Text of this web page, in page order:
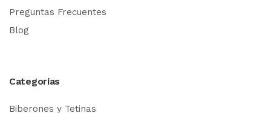
Preguntas Frecuentes
Blog
Categorías
Biberones y Tetinas